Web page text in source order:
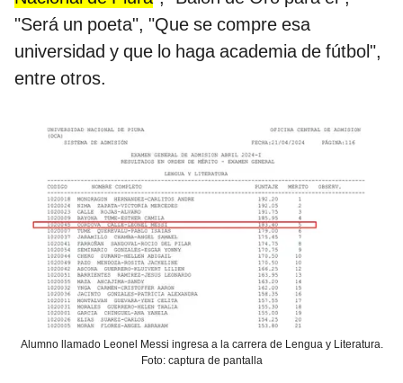
"Será un poeta", "Que se compre esa
universidad y que lo haga academia de fútbol",
entre otros.
Alumno llamado Leonel Messi ingresa a la carrera de Lengua y Literatura.
Foto: captura de pantalla